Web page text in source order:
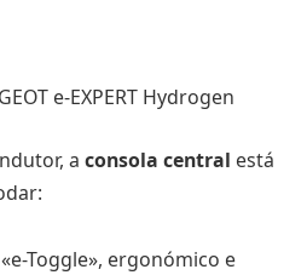
e-EXPERT Hydrogen
a consola central está
Toggle», ergonómico e